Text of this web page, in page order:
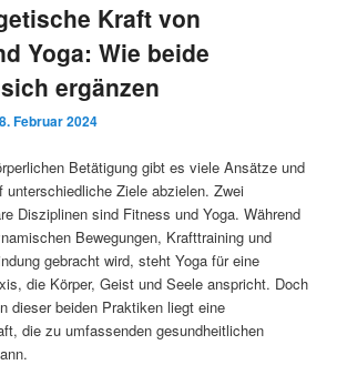
Kraft von
Yoga: Wie beide
ergänzen
Februar 2024
Betätigung gibt es viele Ansätze und
unterschiedliche Ziele abzielen. Zwei
Disziplinen sind Fitness und Yoga. Während
Bewegungen, Krafttraining und
gebracht wird, steht Yoga für eine
die Körper, Geist und Seele anspricht. Doch
dieser beiden Praktiken liegt eine
die zu umfassenden gesundheitlichen